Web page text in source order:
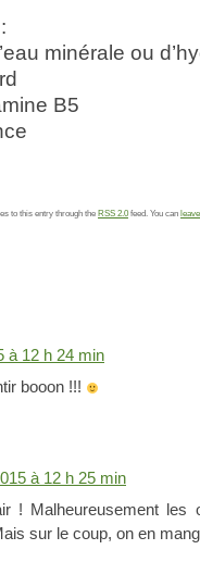
minérale ou
B5
to this entry through the RSS 2.0 feed. You can
à 12 h 24 min
booon !!!
à 12 h 25 min
! Malheureusement
sur le coup, on en